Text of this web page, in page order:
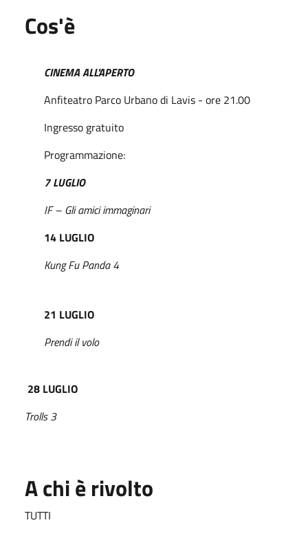
Cos'è
CINEMA ALL'APERTO
Anfiteatro Parco Urbano di Lavis - ore 21.00
Ingresso gratuito
Programmazione:
7 LUGLIO
IF – Gli amici immaginari
14 LUGLIO
Kung Fu Panda 4
21 LUGLIO
Prendi il volo
28 LUGLIO
Trolls 3
A chi è rivolto
TUTTI